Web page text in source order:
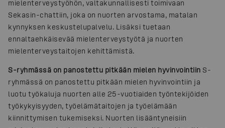
mielenterveystyöhön, valtakunnallisesti toimivaan
Sekasin-chattiin, joka on nuorten arvostama, matalan
kynnyksen keskustelupalvelu. Lisäksi tuetaan
ennaltaehkäisevää mielenterveystyötä ja nuorten
mielenterveystaitojen kehittämistä.
S-ryhmässä on panostettu pitkään mielen hyvinvointiin S-
ryhmässä on panostettu pitkään mielen hyvinvointiin ja
luotu työkaluja nuorten alle 25-vuotiaiden työntekijöiden
työkykyisyyden, työelämätaitojen ja työelämään
kiinnittymisen tukemiseksi. Nuorten lisääntyneisiin